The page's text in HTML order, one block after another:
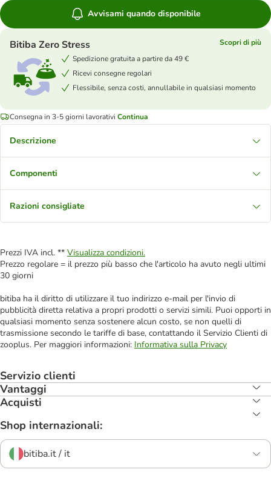
Avvisami quando disponibile
Bitiba Zero Stress
Scopri di più
Spedizione gratuita a partire da 49 €
Ricevi consegne regolari
Flessibile, senza costi, annullabile in qualsiasi momento
Consegna in 3-5 giorni lavorativi Continua
Descrizione
Componenti
Razioni consigliate
Prezzi IVA incl. ** Visualizza condizioni.
Prezzo regolare = il prezzo più basso che l'articolo ha avuto negli ultimi
30 giorni
bitiba ha il diritto di utilizzare il tuo indirizzo e-mail per l'invio di
pubblicità diretta relativa a propri prodotti o servizi simili. Puoi opporti in
qualsiasi momento senza sostenere alcun costo, se non quelli di
trasmissione secondo le tariffe di base, contattando il Servizio Clienti di
zooplus. Per maggiori informazioni: Informativa sulla Privacy
Servizio clienti
Vantaggi
Acquisti
Shop internazionali:
bitiba.it / it